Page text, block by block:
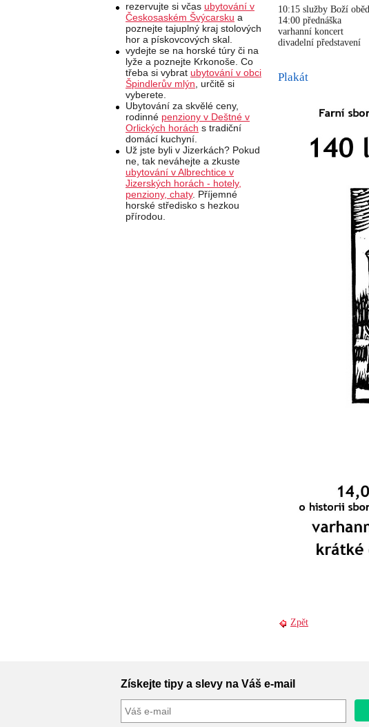
10:15 služby Boží oběd
14:00 přednáška
varhanní koncert
divadelní představení
Plakát
Zpět
rezervujte si včas ubytování v
Českosaském Švýcarsku a
poznejte tajuplný kraj stolových
hor a pískovcových skal.
vydejte se na horské túry či na
lyže a poznejte Krkonoše. Co
třeba si vybrat ubytování v obci
Špindlerův mlýn, určitě si
vyberete.
Ubytování za skvělé ceny,
rodinné penziony v Deštné v
Orlických horách s tradiční
domácí kuchyní.
Už jste byli v Jizerkách? Pokud
ne, tak neváhejte a zkuste
ubytování v Albrechtice v
Jizerských horách - hotely,
penziony, chaty. Příjemné
horské středisko s hezkou
přírodou.
Získejte tipy a slevy na Váš e-mail